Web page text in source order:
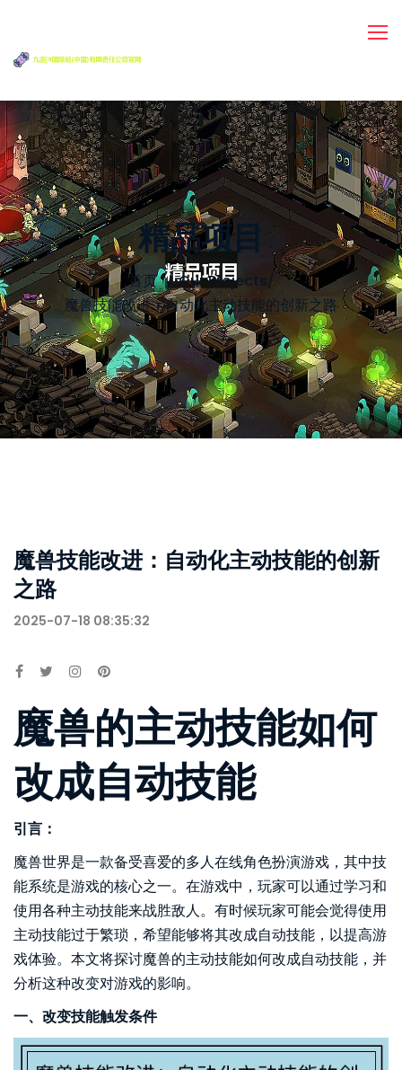
精品项目
首页 Our Projects/
魔兽技能改进：自动化主动技能的创新之路
魔兽技能改进：自动化主动技能的创新
之路
2025-07-18 08:35:32
魔兽的主动技能如何
改成自动技能
引言：
魔兽世界是一款备受喜爱的多人在线角色扮演游戏，其中技
能系统是游戏的核心之一。在游戏中，玩家可以通过学习和
使用各种主动技能来战胜敌人。有时候玩家可能会觉得使用
主动技能过于繁琐，希望能够将其改成自动技能，以提高游
戏体验。本文将探讨魔兽的主动技能如何改成自动技能，并
分析这种改变对游戏的影响。
一、改变技能触发条件